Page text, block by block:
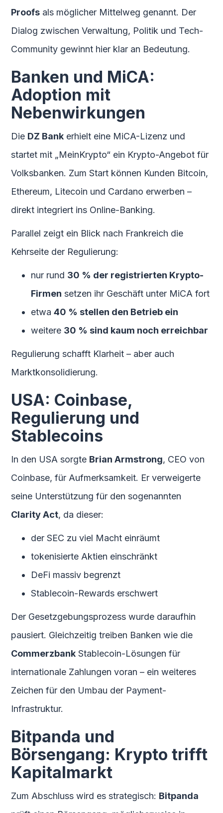
Proofs als möglicher Mittelweg genannt. Der
Dialog zwischen Verwaltung, Politik und Tech-
Community gewinnt hier klar an Bedeutung.
Banken und MiCA:
Adoption mit
Nebenwirkungen
Die DZ Bank erhielt eine MiCA-Lizenz und
startet mit „MeinKrypto“ ein Krypto-Angebot für
Volksbanken. Zum Start können Kunden Bitcoin,
Ethereum, Litecoin und Cardano erwerben –
direkt integriert ins Online-Banking.
Parallel zeigt ein Blick nach Frankreich die
Kehrseite der Regulierung:
nur rund 30 % der registrierten Krypto-
Firmen setzen ihr Geschäft unter MiCA fort
etwa40 % stellen den Betrieb ein
weitere 30 % sind kaum noch erreichbar
Regulierung schafft Klarheit – aber auch
Marktkonsolidierung.
USA: Coinbase,
Regulierung und
Stablecoins
In den USA sorgte Brian Armstrong, CEO von
Coinbase, für Aufmerksamkeit. Er verweigerte
seine Unterstützung für den sogenannten
Clarity Act, da dieser:
der SEC zu viel Macht einräumt
tokenisierte Aktien einschränkt
DeFi massiv begrenzt
Stablecoin-Rewards erschwert
Der Gesetzgebungsprozess wurde daraufhin
pausiert. Gleichzeitig treiben Banken wie die
Commerzbank Stablecoin-Lösungen für
internationale Zahlungen voran – ein weiteres
Zeichen für den Umbau der Payment-
Infrastruktur.
Bitpanda und
Börsengang: Krypto trifft
Kapitalmarkt
Zum Abschluss wird es strategisch: Bitpanda